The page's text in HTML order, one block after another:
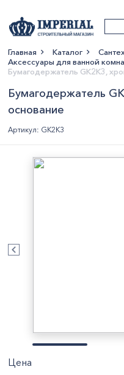
Главная Каталог
Аксессуары для ванной
Бумагодержатель GK2K3,
Бумагодержатель
основание
Артикул: GK2K3
Цена